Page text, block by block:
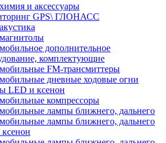
и аксессуары
GPS\ ГЛОНАСС
дополнительное
комплектующие
FM-трансмиттеры
дневные ходовые огни
LED и ксенон
компрессоры
лампы ближнего, дальнего
лампы ближнего, дальнего
ксенон